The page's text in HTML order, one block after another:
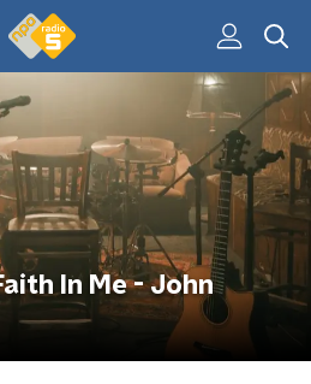
In Me - John